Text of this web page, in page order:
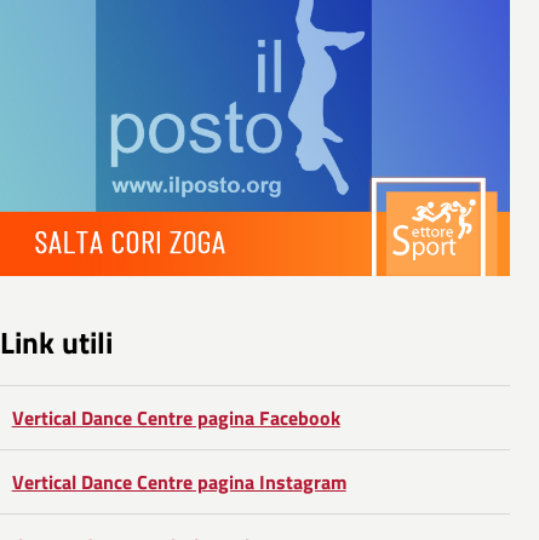
Link utili
Vertical Dance Centre pagina Facebook
Vertical Dance Centre pagina Instagram